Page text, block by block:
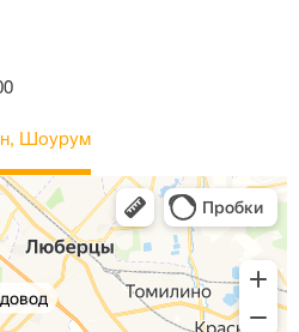
Шоурум